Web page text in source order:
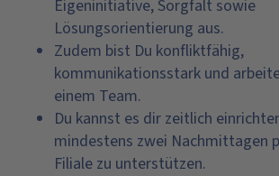
Eigeninitiative, Sorgfalt sowie
Lösungsorientierung aus.
Zudem bist Du konfliktfähig,
kommunikationsstark und
einem Team.
Du kannst es dir zeitlich
mindestens zwei Nachmittagen
Filiale zu unterstützen.